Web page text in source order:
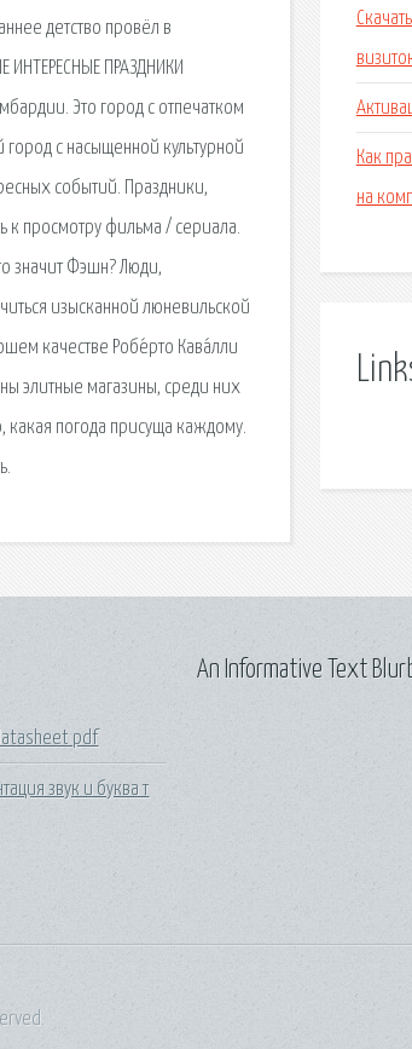
детство провёл в
ИНТЕРЕСНЫЕ ПРАЗДНИКИ
Это город с отпечатком
с насыщенной культурной
событий. Праздники,
к просмотру фильма / сериала.
значит Фэшн? Люди,
изысканной люневильской
качестве Робе́рто Кава́лли
элитные магазины, среди них
какая погода присуща каждому.
Как
на
pdf
звук и буква т
An Informative Text